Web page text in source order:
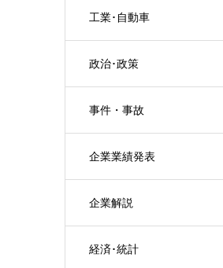
工業･自動車
政治･政策
事件・事故
企業業績発表
企業解説
経済･統計